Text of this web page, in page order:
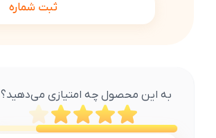
ثبت شماره
به این محصول چه امتیازی می‌دهید؟